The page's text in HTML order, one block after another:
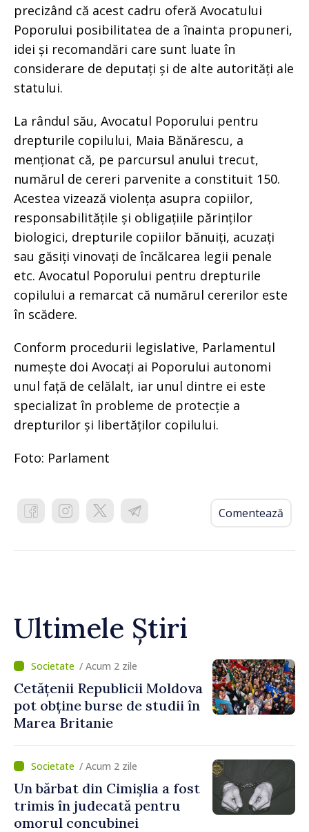
precizând că acest cadru oferă Avocatului
Poporului posibilitatea de a înainta propuneri,
idei și recomandări care sunt luate în
considerare de deputați și de alte autorități ale
statului.
La rândul său, Avocatul Poporului pentru
drepturile copilului, Maia Bănărescu, a
menționat că, pe parcursul anului trecut,
numărul de cereri parvenite a constituit 150.
Acestea vizează violența asupra copiilor,
responsabilitățile și obligațiile părinților
biologici, drepturile copiilor bănuiți, acuzați
sau găsiți vinovați de încălcarea legii penale
etc. Avocatul Poporului pentru drepturile
copilului a remarcat că numărul cererilor este
în scădere.
Conform procedurii legislative, Parlamentul
numește doi Avocați ai Poporului autonomi
unul față de celălalt, iar unul dintre ei este
specializat în probleme de protecție a
drepturilor și libertăților copilului.
Foto: Parlament
Comentează
Ultimele Știri
/ Acum 2 zile
Cetățenii Republicii Moldova
pot obține burse de studii în
Marea Britanie
/ Acum 2 zile
Un bărbat din Cimișlia a fost
trimis în judecată pentru
omorul concubinei